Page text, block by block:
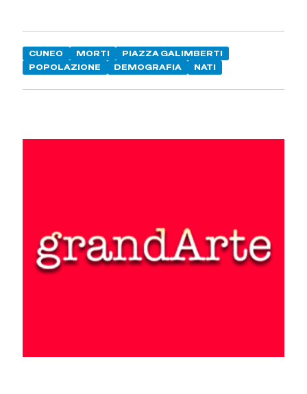
CUNEO MORTI
PIAZZA GALIMBERTI
POPOLAZIONE
DEMOGRAFIA NATI